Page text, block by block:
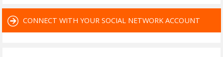
CONNECT WITH YOUR SOCIAL NETWORK ACCOUNT